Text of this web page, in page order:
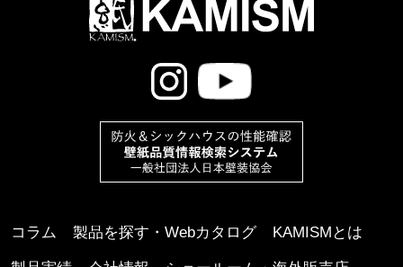
コラム 製品を探す・Webカタログ KAMISMとは